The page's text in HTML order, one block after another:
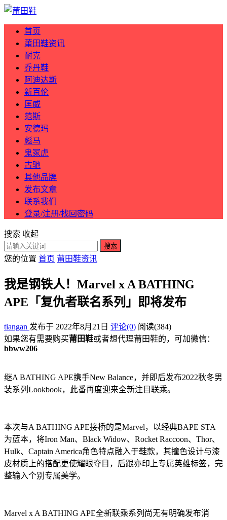
首页
莆田鞋资讯
耐克
乔丹鞋
阿迪达斯
新百伦
匡威
范斯
安德玛
彪马
鬼冢虎
古驰
其他品牌
发布文章
联系我们
登录/注册/找回密码
搜索 收起
搜索
您的位置 首页 莆田鞋资讯
我是钢铁人！Marvel x A BATHING
APE︎「复仇者联名系列」即将发布
tiangan 发布于 2022年8月21日 评论(0) 阅读(384)
如果您有需要购买莆田鞋或者想代理莆田鞋的，可加微信：
bbww206
继A BATHING APE︎携手New Balance，并即后发布2022秋冬男
装系列Lookbook，此番再度迎来全新注目联乘。
本次与A BATHING APE︎接桥的是Marvel，以经典BAPE STA
为蓝本，将Iron Man、Black Widow、Rocket Raccoon、Thor、
Hulk、Captain America角色特点融入于鞋款，其撞色设计与漆
皮材质上的搭配更使耀眼夺目，后跟亦印上专属英雄标签，完
整输入个别专属美学。
Marvel x A BATHING APE︎全新联乘系列尚无有明确发布消